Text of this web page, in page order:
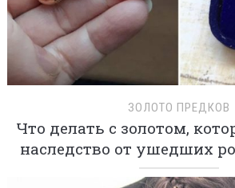
ЗОЛОТО ПРЕДКОВ
Что делать с золотом,
наследство от ушедших